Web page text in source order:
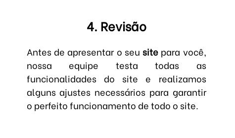
4. Revisão
Antes de apresentar o seusite para você,
nossa equipe testa todas as
funcionalidades do site e realizamos
alguns ajustes necessários para garantir
o perfeito funcionamento de todo o site.